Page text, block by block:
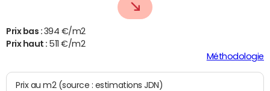
Prix bas : 394 €/m2
Prix haut : 511 €/m2
Méthodologie
Prix au m2 (source : estimations JDN)